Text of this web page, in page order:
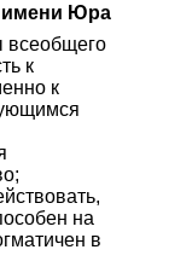
имени Юра
всеобщего
к
к
на
в